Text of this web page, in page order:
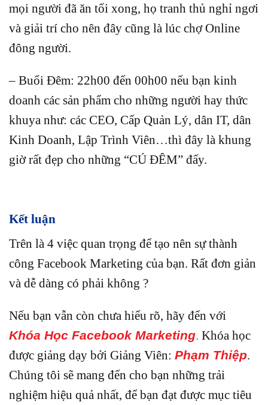
mọi người đã ăn tối xong, họ tranh thủ nghỉ ngơi
và giải trí cho nên đây cũng là lúc chợ Online
đông người.
– Buổi Đêm: 22h00 đến 00h00 nếu bạn kinh
doanh các sản phẩm cho những người hay thức
khuya như: các CEO, Cấp Quản Lý, dân IT, dân
Kinh Doanh, Lập Trình Viên…thì đây là khung
giờ rất đẹp cho những “CÚ ĐÊM” đấy.
Kết luận
Trên là 4 việc quan trọng để tạo nên sự thành
công Facebook Marketing của bạn. Rất đơn giản
và dễ dàng có phải không ?
Nếu bạn vẫn còn chưa hiểu rõ, hãy đến với
Khóa Học Facebook Marketing. Khóa học
được giảng dạy bởi Giảng Viên: Phạm Thiệp.
Chúng tôi sẽ mang đến cho bạn những trải
nghiệm hiệu quả nhất, để bạn đạt được mục tiêu